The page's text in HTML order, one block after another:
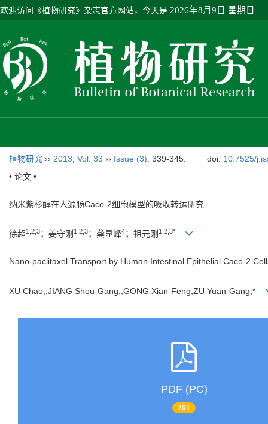
欢迎访问《植物研究》杂志官方网站，今天是 2026年8月9日 星期日
植物研究 ›› 2013 Vol. 33 ›› Issue (3): 339-345. doi: 10.7525/
• 论文 •
纳米紫杉醇在人源肠Caco-2细胞模型的吸收转运研究
徐超1,2,3；姜守刚 1,2,3；龚显峰4；祖元刚 1,2,3*
Nano-paclitaxel Transport by Human Intestinal Epithelial Caco-2
XU Chao;;JIANG Shou-Gang;;GONG Xian-Feng;ZU Yuan-Gang;*
PDF (PC)
701